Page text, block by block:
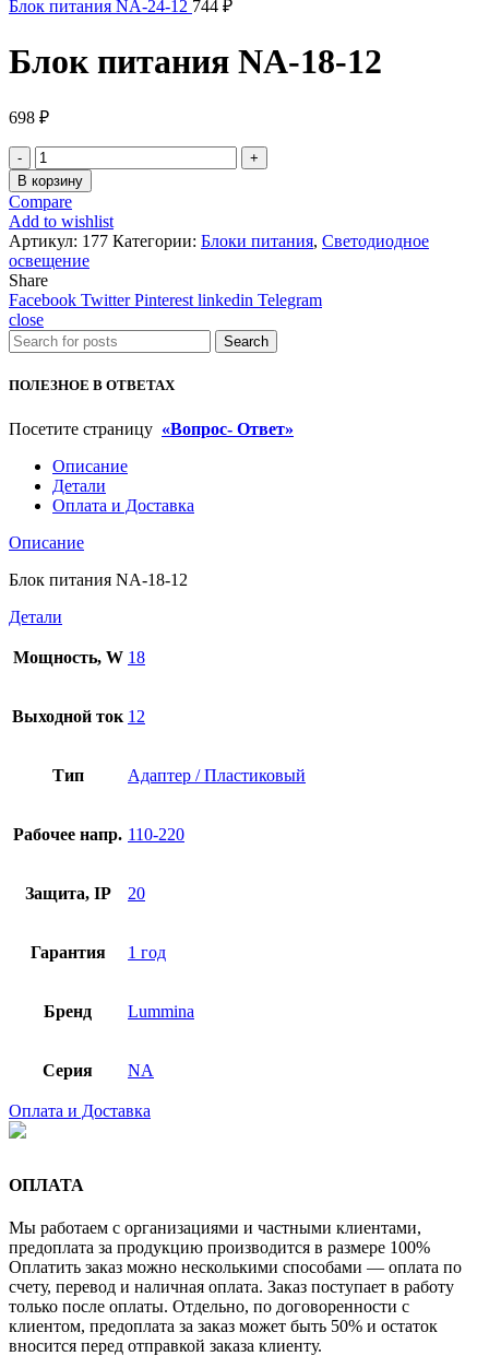
Блок питания NA-24-12 744 ₽
Блок питания NA-18-12
698 ₽
Количество
товара
Блок
питания
NA-
18-
12
В корзину
Compare
Add to wishlist
Артикул: 177 Категории: Блоки питания, Светодиодное
освещение
Share
Facebook Twitter Pinterest linkedin Telegram
close
Search
ПОЛЕЗНОЕ В ОТВЕТАХ
Посетите страницу «Вопрос- Ответ»
Описание
Детали
Оплата и Доставка
Описание
Блок питания NA-18-12
Детали
Мощность, W 18
Выходной ток 12
Тип Адаптер / Пластиковый
Рабочее напр. 110-220
Защита, IP 20
Гарантия 1 год
Бренд Lummina
Серия NA
Оплата и Доставка
ОПЛАТА
Мы работаем с организациями и частными клиентами,
предоплата за продукцию производится в размере 100%
Оплатить заказ можно несколькими способами — оплата по
счету, перевод и наличная оплата. Заказ поступает в работу
только после оплаты. Отдельно, по договоренности с
клиентом, предоплата за заказ может быть 50% и остаток
вносится перед отправкой заказа клиенту.